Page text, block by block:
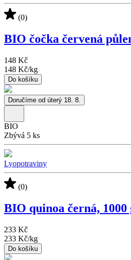
(0)
BIO čočka červená
148 Kč
148 Kč/kg
Do košíku
Doručíme od úterý 18. 8.
BIO
Zbývá 5 ks
Lyopotraviny
(0)
BIO quinoa černá, 1000
233 Kč
233 Kč/kg
Do košíku